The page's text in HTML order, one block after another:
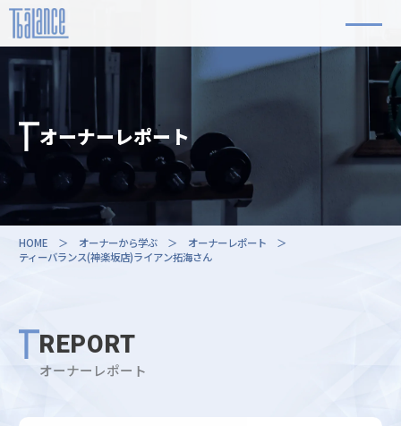
オーナーレポート
HOME ＞ オーナーから学ぶ ＞ オーナーレポート
＞
ティーバランス(神楽坂店)ライアン拓海さん
REPORT
オーナーレポート